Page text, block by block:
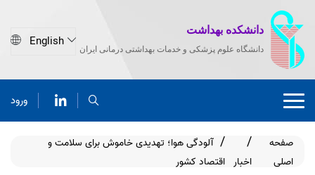
دانشکده بهداشت
دانشگاه علوم پزشکی و خدمات بهداشتی درمانی ایران
ورود
صفحه
اصلی
اخبار
آلودگی هوا؛ تهدیدی خاموش برای سلامت و
اقتصاد کشور